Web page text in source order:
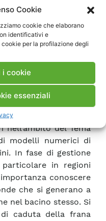
Cookie
cookie che elaborano
identificativi e
per la profilazione degli
cookie
essenziali
alla ricerca sui
SIVAL si
omogenei: A.
dei versanti dei
sicurezza degli
della sicurezza
alvei fluviali e delle
descrive le attività
nell’ambito del Tema
modelli numerici di
In fase di gestione
in regioni
conoscere
che si generano a
nel bacino stesso. Si
caduta della frana